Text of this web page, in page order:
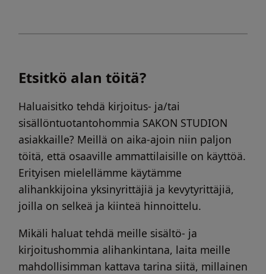
Etsitkö alan töitä?
Haluaisitko tehdä kirjoitus- ja/tai
sisällöntuotantohommia SAKON STUDION
asiakkaille? Meillä on aika-ajoin niin paljon
töitä, että osaaville ammattilaisille on käyttöä.
Erityisen mielellämme käytämme
alihankkijoina yksinyrittäjiä ja kevytyrittäjiä,
joilla on selkeä ja kiinteä hinnoittelu.
Mikäli haluat tehdä meille sisältö- ja
kirjoitushommia alihankintana, laita meille
mahdollisimman kattava tarina siitä, millainen